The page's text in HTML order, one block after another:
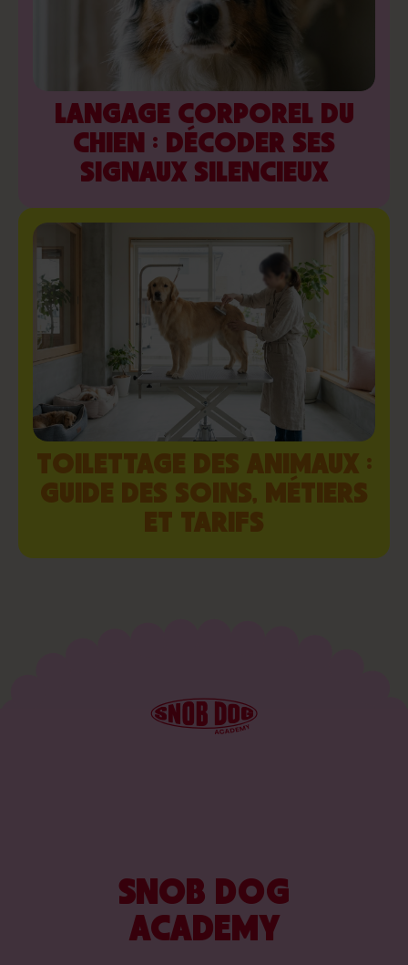
LANGAGE CORPOREL DU
CHIEN : DÉCODER SES
SIGNAUX SILENCIEUX
TOILETTAGE DES ANIMAUX :
GUIDE DES SOINS, MÉTIERS
ET TARIFS
SNOB DOG
ACADEMY